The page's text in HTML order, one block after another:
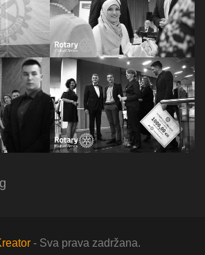
- Sva prava zadržana.